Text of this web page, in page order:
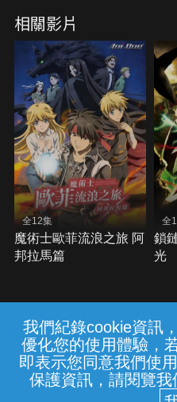
我們紀錄cookie資訊
優化您的使用體驗，
即表示您同意我們使
保護資訊，請閱覽我
相關影片
全12集
魔術士歐菲流浪之旅 阿
邦拉馬篇
全
鎖
光
常見問題 線上客服
中華電信股份有限